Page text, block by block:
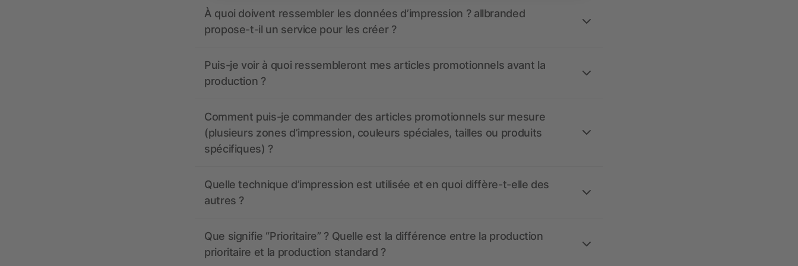
À quoi doivent ressembler les données d’impression ? allbranded
propose-t-il un service pour les créer ?
Puis-je voir à quoi ressembleront mes articles promotionnels avant la
production ?
Comment puis-je commander des articles promotionnels sur mesure
(plusieurs zones d’impression, couleurs spéciales, tailles ou produits
spécifiques) ?
Quelle technique d’impression est utilisée et en quoi diffère-t-elle des
autres ?
Que signifie “Prioritaire” ? Quelle est la différence entre la production
prioritaire et la production standard ?